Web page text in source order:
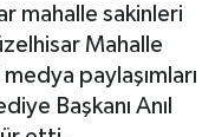
mahalle sakinleri
Mahalle
paylaşımları
Başkanı Anıl